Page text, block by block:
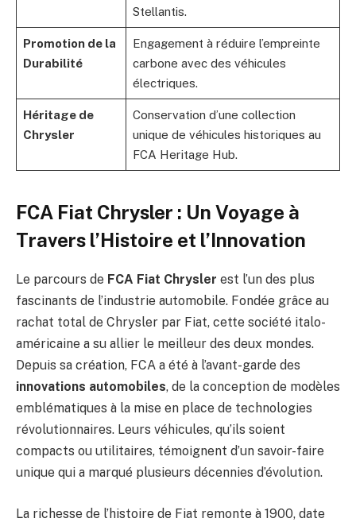
Stellantis.
Promotion de la
Durabilité
Engagement à réduire l’empreinte
carbone avec des véhicules
électriques.
Héritage de
Chrysler
Conservation d’une collection
unique de véhicules historiques au
FCA Heritage Hub.
FCA Fiat Chrysler : Un Voyage à
Travers l’Histoire et l’Innovation
Le parcours de FCA Fiat Chrysler est l’un des plus
fascinants de l’industrie automobile. Fondée grâce au
rachat total de Chrysler par Fiat, cette société italo-
américaine a su allier le meilleur des deux mondes.
Depuis sa création, FCA a été à l’avant-garde des
innovations automobiles, de la conception de modèles
emblématiques à la mise en place de technologies
révolutionnaires. Leurs véhicules, qu’ils soient
compacts ou utilitaires, témoignent d’un savoir-faire
unique qui a marqué plusieurs décennies d’évolution.
La richesse de l’histoire de Fiat remonte à 1900, date